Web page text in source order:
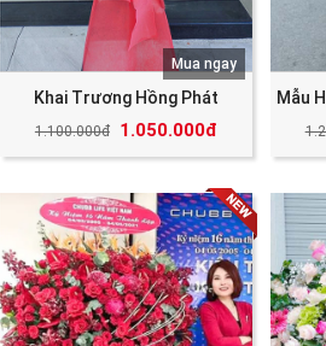
Khai Trương Hồng Phát
1.100.000đ 1.050.000đ
Mua ngay